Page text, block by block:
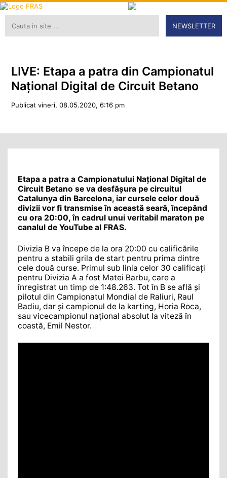
NEWSLETTER
LIVE: Etapa a patra din Campionatul
Național Digital de Circuit Betano
Publicat vineri, 08.05.2020, 6:16 pm
Etapa a patra a Campionatului Național Digital de
Circuit Betano se va desfășura pe circuitul
Catalunya din Barcelona, iar cursele celor două
divizii vor fi transmise în această seară, începând
cu ora 20:00, în cadrul unui veritabil maraton pe
canalul de YouTube al FRAS.
Divizia B va începe de la ora 20:00 cu calificările
pentru a stabili grila de start pentru prima dintre
cele două curse. Primul sub linia celor 30 calificați
pentru Divizia A a fost Matei Barbu, care a
înregistrat un timp de 1:48.263. Tot în B se află și
pilotul din Campionatul Mondial de Raliuri, Raul
Badiu, dar și campionul de la karting, Horia Roca,
sau vicecampionul național absolut la viteză în
coastă, Emil Nestor.